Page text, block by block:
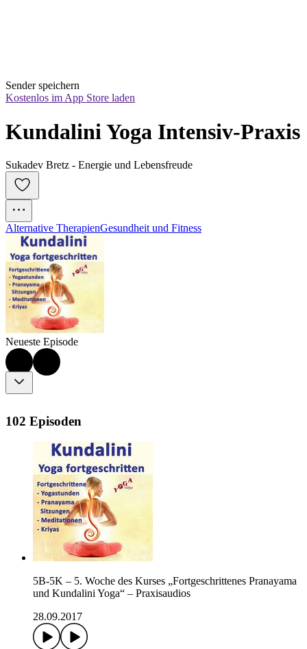
Sender speichern
Kostenlos im App Store laden
Kundalini Yoga Intensiv-Praxis
Sukadev Bretz - Energie und Lebensfreude
Alternative TherapienGesundheit und Fitness
Neueste Episode
102 Episoden
5B-5K – 5. Woche des Kurses „Fortgeschrittenes Pranayama
und Kundalini Yoga“ – Praxisaudios
28.09.2017